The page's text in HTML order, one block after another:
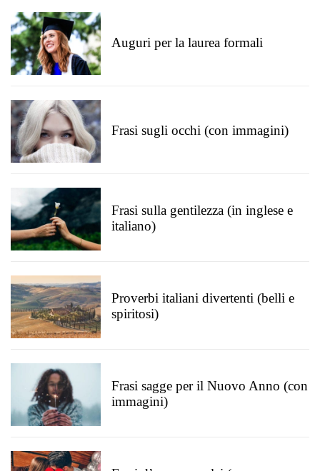
Auguri per la laurea formali
Frasi sugli occhi (con immagini)
Frasi sulla gentilezza (in inglese e
italiano)
Proverbi italiani divertenti (belli e
spiritosi)
Frasi sagge per il Nuovo Anno (con
immagini)